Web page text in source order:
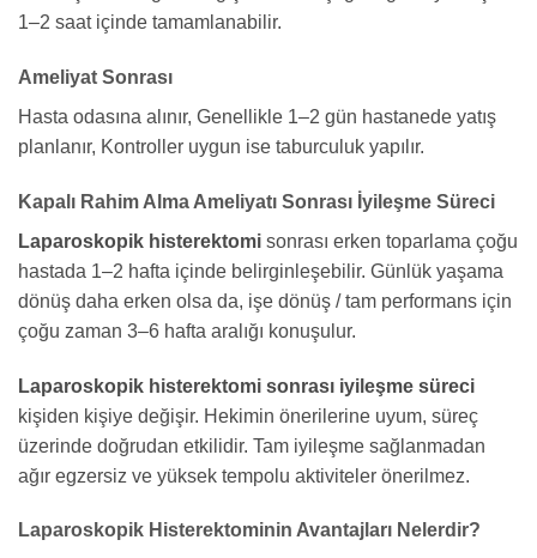
1–2 saat içinde tamamlanabilir.
Ameliyat Sonrası
Hasta odasına alınır, Genellikle 1–2 gün hastanede yatış
planlanır, Kontroller uygun ise taburculuk yapılır.
Kapalı Rahim Alma Ameliyatı Sonrası İyileşme Süreci
Laparoskopik histerektomi sonrası erken toparlama çoğu
hastada 1–2 hafta içinde belirginleşebilir. Günlük yaşama
dönüş daha erken olsa da, işe dönüş / tam performans için
çoğu zaman 3–6 hafta aralığı konuşulur.
Laparoskopik histerektomi sonrası iyileşme süreci
kişiden kişiye değişir. Hekimin önerilerine uyum, süreç
üzerinde doğrudan etkilidir. Tam iyileşme sağlanmadan
ağır egzersiz ve yüksek tempolu aktiviteler önerilmez.
Laparoskopik Histerektominin Avantajları Nelerdir?